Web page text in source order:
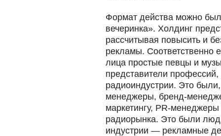
Формат действа можно
вечеринка». Холдинг
рассчитывая повысить и
рекламы. Соответственно
лица простые певцы и
представители
радиоиндустрии. Это
менеджеры, бренд-
маркетингу, PR-
радиорынка. Это были
индустрии — рекламные